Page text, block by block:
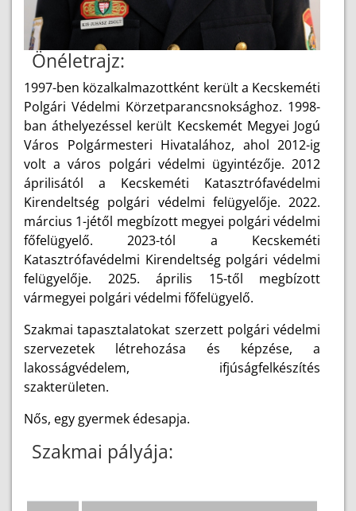
Önéletrajz:
1997-ben közalkalmazottként került a Kecskeméti
Polgári Védelmi Körzetparancsnoksághoz. 1998-
ban áthelyezéssel került Kecskemét Megyei Jogú
Város Polgármesteri Hivatalához, ahol 2012-ig
volt a város polgári védelmi ügyintézője. 2012
áprilisától a Kecskeméti Katasztrófavédelmi
Kirendeltség polgári védelmi felügyelője. 2022.
március 1-jétől megbízott megyei polgári védelmi
főfelügyelő. 2023-tól a Kecskeméti
Katasztrófavédelmi Kirendeltség polgári védelmi
felügyelője. 2025. április 15-től megbízott
vármegyei polgári védelmi főfelügyelő.
Szakmai tapasztalatokat szerzett polgári védelmi
szervezetek létrehozása és képzése, a
lakosságvédelem, ifjúságfelkészítés
szakterületen.
Nős, egy gyermek édesapja.
Szakmai pályája: